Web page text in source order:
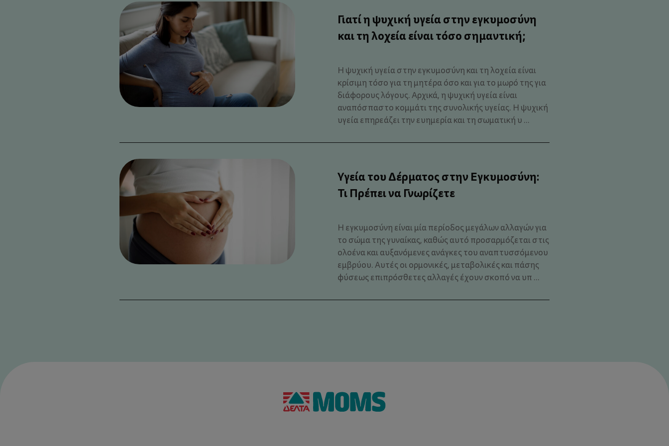
Γιατί η ψυχική υγεία στην εγκυμοσύνη
και τη λοχεία είναι τόσο σημαντική;
Η ψυχική υγεία στην εγκυμοσύνη και τη λοχεία είναι
κρίσιμη τόσο για τη μητέρα όσο και για το μωρό της για
διάφορους λόγους. Αρχικά, η ψυχική υγεία είναι
αναπόσπαστο κομμάτι της συνολικής υγείας. Η ψυχική
υγεία επηρεάζει την ευημερία και τη σωματική υ ...
Υγεία του Δέρματος στην Εγκυμοσύνη:
Τι Πρέπει να Γνωρίζετε
Η εγκυμοσύνη είναι μία περίοδος μεγάλων αλλαγών για
το σώμα της γυναίκας, καθώς αυτό προσαρμόζεται στις
ολοένα και αυξανόμενες ανάγκες του αναπτυσσόμενου
εμβρύου. Αυτές οι ορμονικές, μεταβολικές και πάσης
φύσεως επιπρόσθετες αλλαγές έχουν σκοπό να υπ ...